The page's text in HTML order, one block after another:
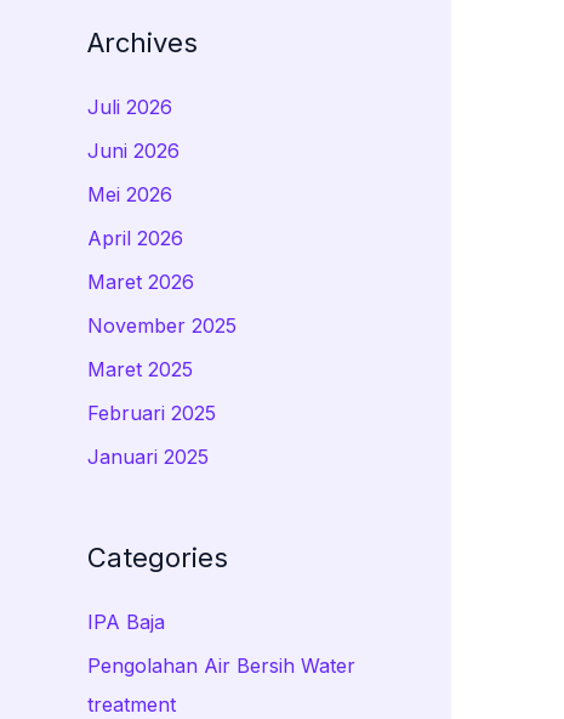
Archives
Juli 2026
Juni 2026
Mei 2026
April 2026
Maret 2026
November 2025
Maret 2025
Februari 2025
Januari 2025
Categories
IPA Baja
Pengolahan Air Bersih Water
treatment